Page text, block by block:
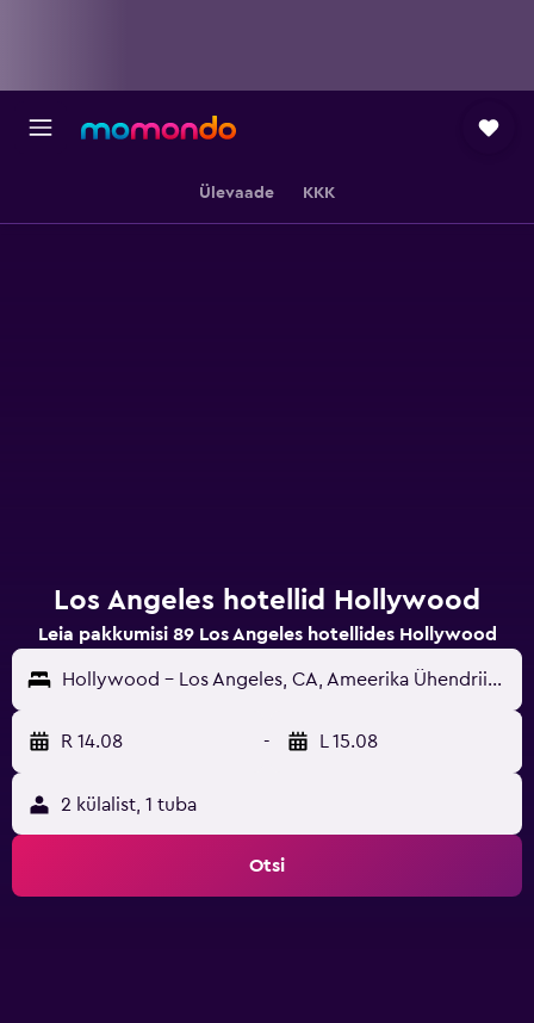
Ülevaade KKK
Los Angeles hotellid Hollywood
Leia pakkumisi 89 Los Angeles hotellides Hollywood
Hollywood - Los Angeles, CA, Ameerika Ühendriigid
R 14.08 - L 15.08
2 külalist, 1 tuba
Otsi